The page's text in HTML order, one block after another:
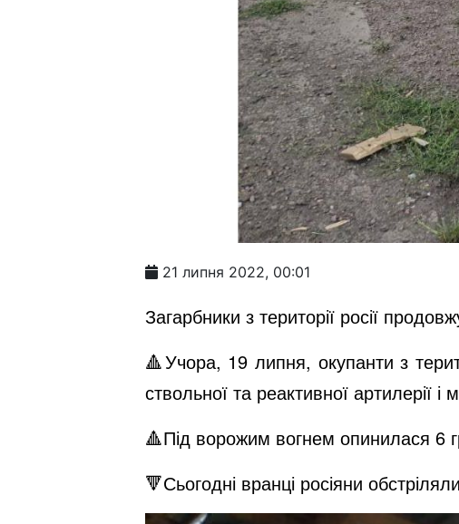
21 липня 2022, 00:01
Загарбники з території росії
🔺Учора, 19 липня, окупанти з
ствольної та реактивної артилерії і
🔺Під ворожим вогнем опинилася 6
🔻Сьогодні вранці росіяни